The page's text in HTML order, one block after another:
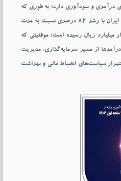
و سودآوری دارد؛ به‌ طوری که
خالص درآمد عملیاتی بانک صادرات ایران با رشد ۸۲ درصدی نسبت به مدت
قبل به بیش از ۱۹۸ هزار میلیارد ریال رسیده است؛ موفقیتی که
از مسیر سرمایه‌گذاری، مدیریت
سیاست‌های انضباط مالی و بهداشت